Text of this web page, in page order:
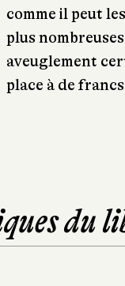
comme il peut
plus
aveuglement
place à de
du